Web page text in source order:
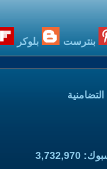
بنترست بلوكر